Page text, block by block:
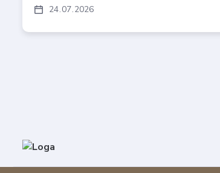
24 07 2026